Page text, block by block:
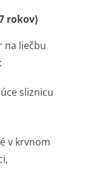
rokov)
na liečbu
sliznicu
v krvnom